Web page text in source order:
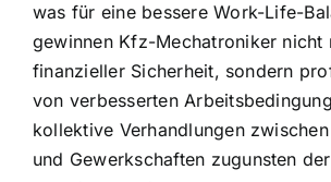
was für eine bessere Work-Life-
gewinnen Kfz-Mechatroniker nicht
finanzieller Sicherheit, sondern
von verbesserten
kollektive Verhandlungen
und Gewerkschaften zugunsten